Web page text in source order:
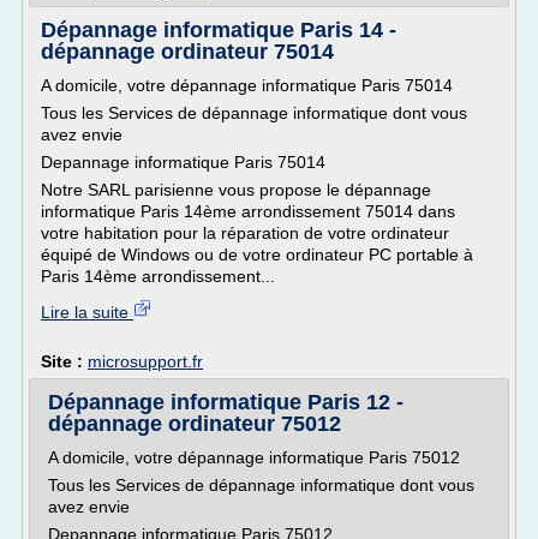
Dépannage informatique Paris 14 -
dépannage ordinateur 75014
A domicile, votre dépannage informatique Paris 75014
Tous les Services de dépannage informatique dont vous
avez envie
Depannage informatique Paris 75014
Notre SARL parisienne vous propose le dépannage
informatique Paris 14ème arrondissement 75014 dans
votre habitation pour la réparation de votre ordinateur
équipé de Windows ou de votre ordinateur PC portable à
Paris 14ème arrondissement...
Lire la suite
Site : microsupport.fr
Dépannage informatique Paris 12 -
dépannage ordinateur 75012
A domicile, votre dépannage informatique Paris 75012
Tous les Services de dépannage informatique dont vous
avez envie
Depannage informatique Paris 75012